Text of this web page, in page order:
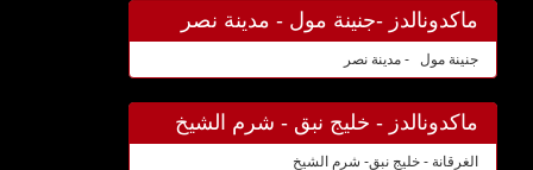
ماكدونالدز -جنينة مول - مدينة نصر
جنينة مول - مدينة نصر
ماكدونالدز - خليج نبق - شرم الشيخ
الغرقانة - خليج نبق- شرم الشيخ